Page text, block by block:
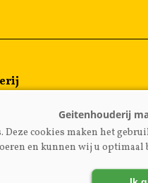
cookies maken het
en kunnen wij u optimaal